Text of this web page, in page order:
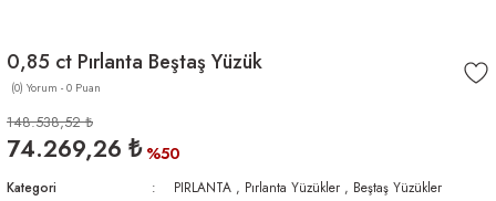
0,85 ct Pırlanta Beştaş Yüzük
(0) Yorum - 0 Puan
148.538,52 ₺
74.269,26 ₺ %50
Kategori PIRLANTA , Pırlanta Yüzükler , Beştaş Yüzükler